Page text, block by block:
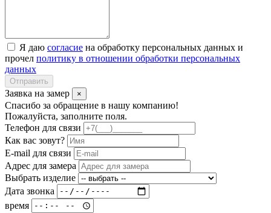
Я даю согласие на обработку персональных данных и
прочел политику в отношении обработки персональных
данных
Отправить
Заявка на замер ×
Спасибо за обращение в нашу компанию!
Пожалуйста, заполните поля.
Телефон для связи
Как вас зовут?
E-mail для связи
Адрес для замера
Выбрать изделие
Дата звонка
время